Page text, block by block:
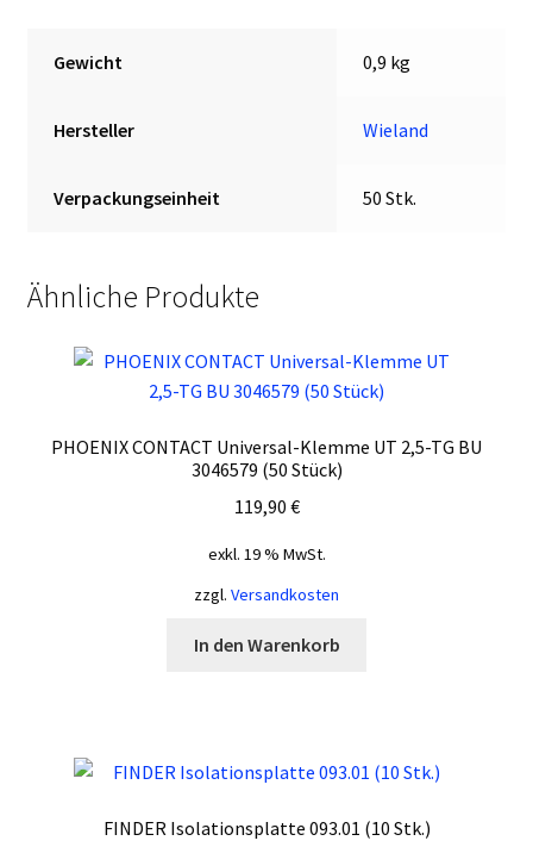
Gewicht 0,9 kg
Hersteller Wieland
Verpackungseinheit 50 Stk.
Ähnliche Produkte
PHOENIX CONTACT Universal-Klemme UT 2,5-TG BU
3046579 (50 Stück)
119,90 €
exkl. 19 % MwSt.
zzgl. Versandkosten
In den Warenkorb
FINDER Isolationsplatte 093.01 (10 Stk.)